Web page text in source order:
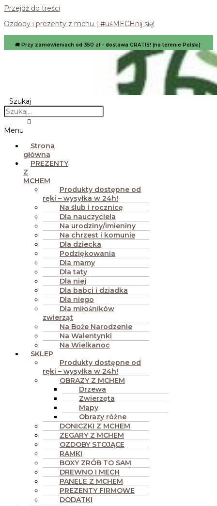
Przejdź do treści
Ozdoby i prezenty z mchu | #uśMECHnij się!
🚚 Przy zamówieniach od 350 zł – dostawa GRATIS! (na terenie Polski)
Szukaj
Menu
Strona
główna
PREZENTY
Z
MCHEM
Produkty dostępne od
ręki – wysyłka w 24h!
Na ślub i rocznicę
Dla nauczyciela
Na urodziny/imieniny
Na chrzest i komunię
Dla dziecka
Podziękowania
Dla mamy
Dla taty
Dla niej
Dla babci i dziadka
Dla niego
Dla miłośników
zwierząt
Na Boże Narodzenie
Na Walentynki
Na Wielkanoc
SKLEP
Produkty dostępne od
ręki – wysyłka w 24h!
OBRAZY Z MCHEM
Drzewa
Zwierzęta
Mapy
Obrazy różne
DONICZKI Z MCHEM
ZEGARY Z MCHEM
OZDOBY STOJĄCE
RAMKI
BOXY ZRÓB TO SAM
DREWNO I MECH
PANELE Z MCHEM
PREZENTY FIRMOWE
DODATKI